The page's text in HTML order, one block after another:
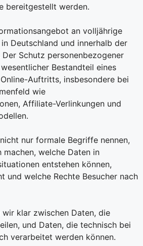
bereitgestellt werden.
an volljährige
Deutschland und innerhalb der
Der Schutz personenbezogener
Bestandteil eines
Auftritts, insbesondere bei
wie
Affiliate-Verlinkungen und
nur formale Begriffe nennen,
welche Daten in
entstehen können,
und welche Rechte Besucher nach
klar zwischen Daten, die
und Daten, die technisch bei
verarbeitet werden können.